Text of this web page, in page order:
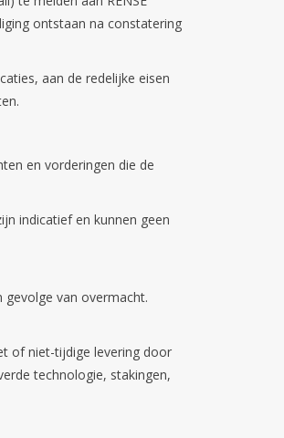
ontstaan na constatering
aan de redelijke eisen
en vorderingen die de
indicatief en kunnen geen
gevolge van overmacht.
of niet-tijdige levering door
technologie, stakingen,